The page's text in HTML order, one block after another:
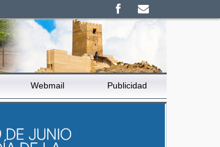
Webmail Publicidad